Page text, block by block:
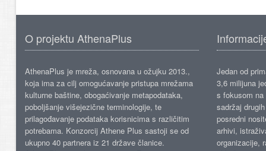
O projektu AthenaPlus
AthenaPlus je mreža, osnovana u ožujku 2013.,
koja ima za cilj omogućavanje pristupa mrežama
kulturne baštine, obogaćivanje metapodataka,
poboljšanje višejezične terminologije, te
prilagođavanje podataka korisnicima s različitim
potrebama. Konzorcij Athene Plus sastoji se od
ukupno 40 partnera iz 21 države članice.
Jedan od
3,6 milijuna
s fokusom
sadržaj
posredni
arhivi,
organizacije,